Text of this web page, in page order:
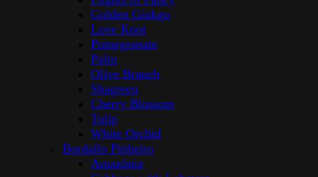
Golden Ginkgo
Love Knot
Pomegranate
Palm
Olive Branch
Shagreen
Cherry Blossom
Tulip
White Orchid
Bordallo Pinheiro
Amazōnia